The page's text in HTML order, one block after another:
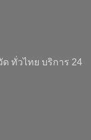
ทั่วไทย บริการ 24